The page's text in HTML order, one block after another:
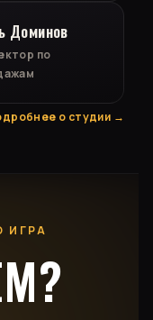
Доминов
по
о студии →
ИГРА